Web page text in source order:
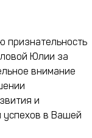
признательность
Юлии за
внимание
и
успехов в Вашей